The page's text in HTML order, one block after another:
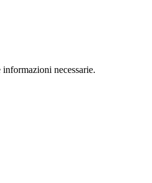
necessarie.